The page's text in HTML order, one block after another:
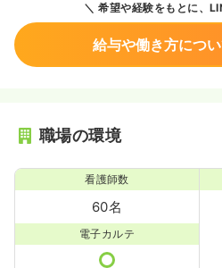
希望や経験をもとに、
給与や働き方につ
職場の環境
看護師数
60名
電子カルテ